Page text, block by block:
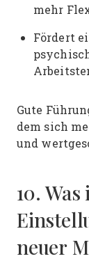
mehr
Fördert
Gute
dem sich
und
10.
neuer